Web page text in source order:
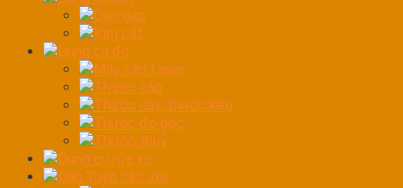
Dao gấp
Kìm cắt
Dụng cụ đo
Máy cân Laser
Thước cặp
Thước dây, thước kéo
Thước đo góc
Thước thuỷ
Dụng cụ rửa xe
Đầu Tuýp các loại